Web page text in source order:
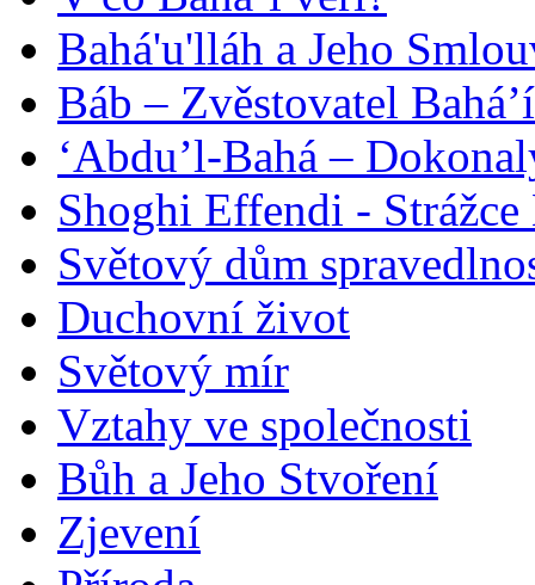
Bahá'u'lláh a Jeho
Báb – Zvěstovatel
‘Abdu’l-Bahá –
Shoghi Effendi -
Světový dům
Duchovní život
Světový mír
Vztahy ve společnosti
Bůh a Jeho Stvoření
Zjevení